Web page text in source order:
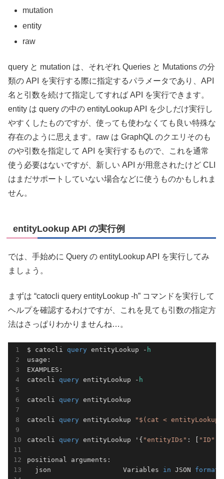
mutation
entity
raw
query と mutation は、それぞれ Queries と Mutations の分
類の API を実行する際に指定するパラメータであり、API
名と引数を続けて指定してすれば API を実行できます。
entity は query の中の entityLookup API を少しだけ実行し
やすくしたものですが、使っても使わなくても良い特殊な
存在のように思えます。raw は GraphQL のクエリそのも
のや引数を指定して API を実行するもので、これを通常
使う必要はないですが、新しい API が用意されたけど CLI
はまだサポートしていない場合などに使うものかもしれま
せん。
entityLookup API の実行例
では、手始めに Query の entityLookup API を実行してみ
ましょう。
まずは “catocli query entityLookup -h” コマンドを実行して
ヘルプを確認するわけですが、これを見ても引数の指定方
法はさっぱりわかりませんね…。
$ catocli query entityLookup - h
usage:
EXAMPLES:
catocli query entityLookup - h
catocli query entityLookup
catocli query entityLookup "$(cat <
catocli query entityLookup '{ "entityIDs" : [ "ID"
positional arguments:
  json                  Variables
in JSON format